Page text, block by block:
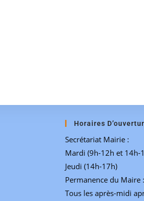
Horaires
Secrétariat Mairie :
Mardi (9h-12h et 14h-
Jeudi (14h-17h)
Permanence du Maire :
Tous les après-midi